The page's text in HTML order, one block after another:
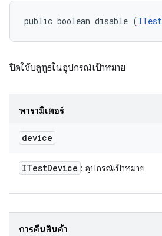
public boolean disable (
ปิดใช้บลูทูธในอุปกรณ์เป้าหมาย
พารามิเตอร์
device
ITestDevice : อุปกรณ์เป้าหมาย
การคืนสินค้า